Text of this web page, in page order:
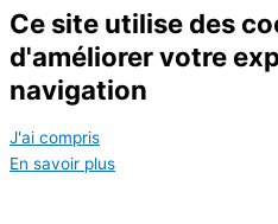
Ce site utilise des
d'améliorer votre
navigation
J'ai compris
En savoir plus